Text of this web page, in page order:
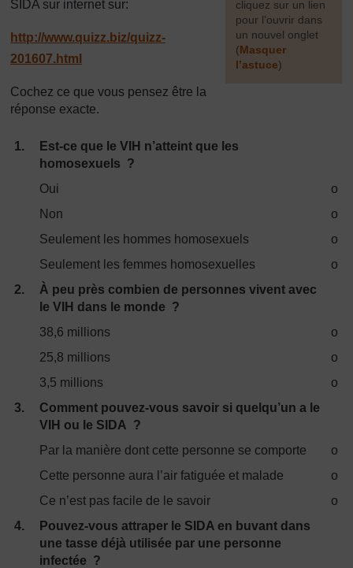
cliquez sur un lien
pour l’ouvrir dans
un nouvel onglet
(Masquer
l’astuce)
SIDA sur internet sur:
http://www.quizz.biz/quizz-
201607.html
Cochez ce que vous pensez être la
réponse exacte.
1.
Est-ce que le VIH n’atteint que les
homosexuels ?
Oui
o
Non
o
Seulement les hommes homosexuels
o
Seulement les femmes homosexuelles
o
2.
À peu près combien de personnes vivent avec
le VIH dans le monde ?
38,6 millions
o
25,8 millions
o
3,5 millions
o
3.
Comment pouvez-vous savoir si quelqu’un a le
VIH ou le SIDA ?
Par la manière dont cette personne se comporte
o
Cette personne aura l’air fatiguée et malade
o
Ce n’est pas facile de le savoir
o
4.
Pouvez-vous attraper le SIDA en buvant dans
une tasse déjà utilisée par une personne
infectée ?